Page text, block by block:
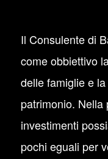
Il Consulente di
come obbiettivo
delle famiglie e
patrimonio. Nella
investimenti
pochi eguali per